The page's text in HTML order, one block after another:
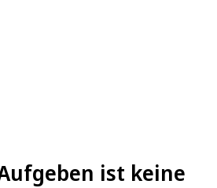
ist keine